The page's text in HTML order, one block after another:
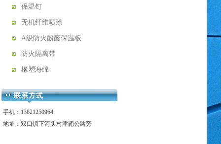
保温钉
无机纤维喷涂
A级防火酚醛保温板
防火隔离带
橡塑海绵
手机：13821250964
地址：双口镇下河头村津霸公路旁